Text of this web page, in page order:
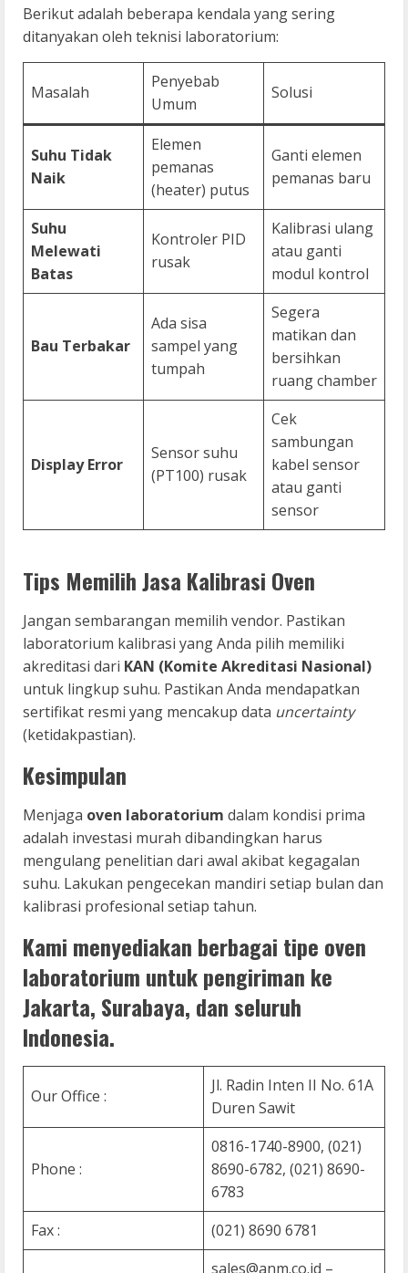
Berikut adalah beberapa kendala yang sering
ditanyakan oleh teknisi laboratorium:
Masalah
Penyebab
Umum
Solusi
Suhu Tidak
Naik
Elemen
pemanas
(heater) putus
Ganti elemen
pemanas baru
Suhu
Melewati
Batas
Kontroler PID
rusak
Kalibrasi ulang
atau ganti
modul kontrol
Bau Terbakar
Ada sisa
sampel yang
tumpah
Segera
matikan dan
bersihkan
ruang chamber
Display Error
Sensor suhu
(PT100) rusak
Cek
sambungan
kabel sensor
atau ganti
sensor
Tips Memilih Jasa Kalibrasi Oven
Jangan sembarangan memilih vendor. Pastikan
laboratorium kalibrasi yang Anda pilih memiliki
akreditasi dari KAN (Komite Akreditasi Nasional)
untuk lingkup suhu. Pastikan Anda mendapatkan
sertifikat resmi yang mencakup data uncertainty
(ketidakpastian).
Kesimpulan
Menjaga oven laboratorium dalam kondisi prima
adalah investasi murah dibandingkan harus
mengulang penelitian dari awal akibat kegagalan
suhu. Lakukan pengecekan mandiri setiap bulan dan
kalibrasi profesional setiap tahun.
Kami menyediakan berbagai tipe oven
laboratorium untuk pengiriman ke
Jakarta, Surabaya, dan seluruh
Indonesia.
Our Office :
Jl. Radin Inten II No. 61A
Duren Sawit
Phone :
0816-1740-8900, (021)
8690-6782, (021) 8690-
6783
Fax :
(021) 8690 6781
sales@anm.co.id –